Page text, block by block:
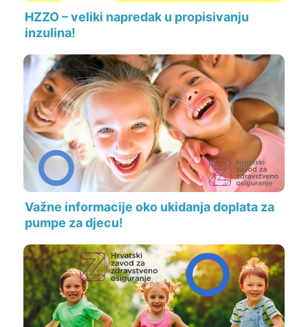
HZZO – veliki napredak u propisivanju
inzulina!
Važne informacije oko ukidanja doplata za
pumpe za djecu!